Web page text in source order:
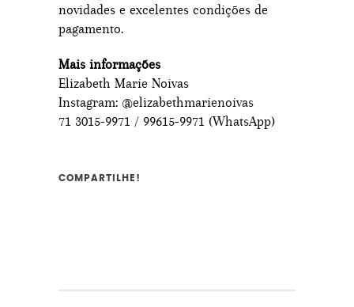
novidades e excelentes condições de
pagamento.
Mais informações
Elizabeth Marie Noivas
Instagram: @elizabethmarienoivas
71 3015-9971 / 99615-9971 (WhatsApp)
COMPARTILHE!